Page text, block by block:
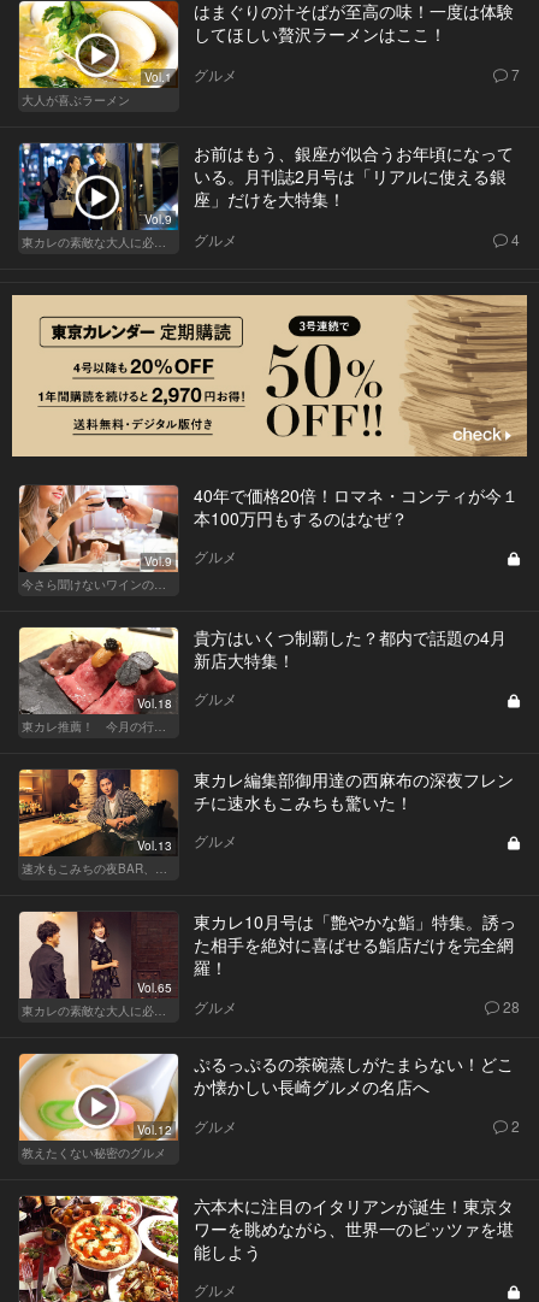
Vol.1
大人が喜ぶラーメン
はまぐりの汁そばが至高の味！一度は体験
してほしい贅沢ラーメンはここ！
グルメ 7
Vol.9
東カレの素敵な大人に必要なこと
お前はもう、銀座が似合うお年頃になって
いる。月刊誌2月号は「リアルに使える銀
座」だけを大特集！
グルメ 4
Vol.9
今さら聞けないワインの基礎知識
40年で価格20倍！ロマネ・コンティが今１
本100万円もするのはなぜ？
グルメ
Vol.18
東カレ推薦！ 今月の行くべき店
貴方はいくつ制覇した？都内で話題の4月
新店大特集！
グルメ
Vol.13
速水もこみちの夜BAR、夜メシ、夜レシピ
東カレ編集部御用達の西麻布の深夜フレン
チに速水もこみちも驚いた！
グルメ
Vol.65
東カレの素敵な大人に必要なこと
東カレ10月号は「艶やかな鮨」特集。誘っ
た相手を絶対に喜ばせる鮨店だけを完全網
羅！
グルメ 28
Vol.12
教えたくない秘密のグルメ
ぷるっぷるの茶碗蒸しがたまらない！どこ
か懐かしい長崎グルメの名店へ
グルメ 2
六本木に注目のイタリアンが誕生！東京タ
ワーを眺めながら、世界一のピッツァを堪
能しよう
グルメ